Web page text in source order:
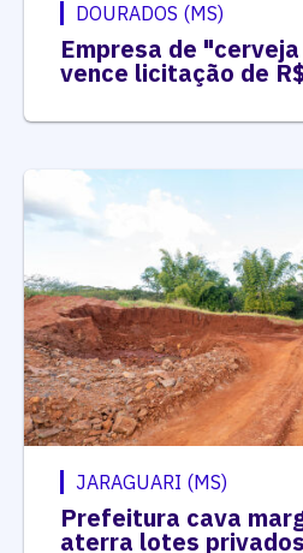
DOURADOS (MS)
Empresa de
vence licitação de
JARAGUARI (MS)
Prefeitura cava
aterra lotes